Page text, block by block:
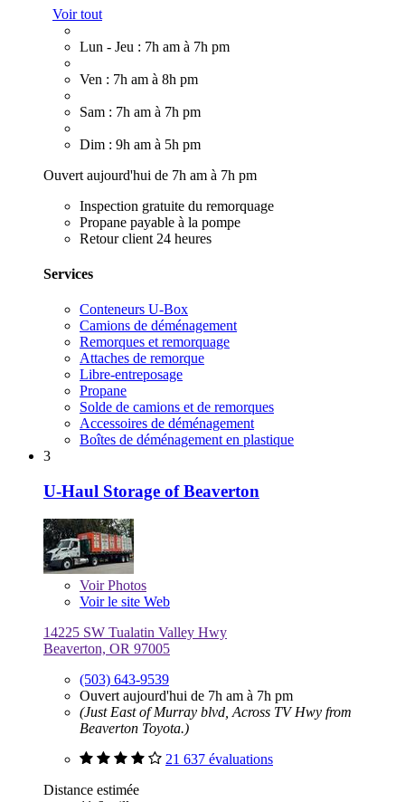
Voir tout
Lun - Jeu : 7h am à 7h pm
Ven : 7h am à 8h pm
Sam : 7h am à 7h pm
Dim : 9h am à 5h pm
Ouvert aujourd'hui de 7h am à 7h pm
Inspection gratuite du remorquage
Propane payable à la pompe
Retour client 24 heures
Services
Conteneurs U-Box
Camions de déménagement
Remorques et remorquage
Attaches de remorque
Libre-entreposage
Propane
Solde de camions et de remorques
Accessoires de déménagement
Boîtes de déménagement en plastique
3
U-Haul Storage of Beaverton
VoirPhotos
Voir le site Web
14225 SW Tualatin Valley Hwy
Beaverton, OR 97005
(503) 643-9539
Ouvert aujourd'hui de 7h am à 7h pm
(Just East of Murray blvd, Across TV Hwy from
Beaverton Toyota.)
21 637 évaluations
Distance estimée